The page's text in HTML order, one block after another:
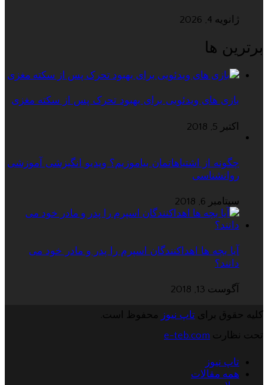
ژانویه 4, 2026
برترین ها
بازی های ویدئویی برای بهبود تحرک پس از سکته مغزی
اکتبر 5, 2018
چگونه از اشتباهاتمان بیاموزیم؟ ویدیو انگیزشی آموزشی
روانشناسی
سپتامبر 6, 2018
آیا بچه ها اهداکنندگان اسپرم را پدر و مادر خود می
دانند؟
آگوست 13, 2018
کلیه حقوق برای تاپ نیوز
محفوظ است.
تحت نظارت e-teb.com
تاپ نیوز
همه مقالات